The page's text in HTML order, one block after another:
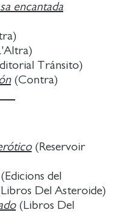
encantada
Tránsito)
(Contra)
(Reservoir
(Edicions del
Del Asteroide)
(Libros Del